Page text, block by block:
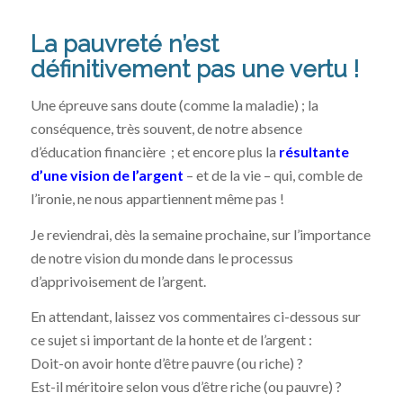
La pauvreté n’est
définitivement pas une vertu !
Une épreuve sans doute (comme la maladie) ; la
conséquence, très souvent, de notre absence
d’éducation financière ; et encore plus la résultante
d’une vision de l’argent – et de la vie – qui, comble de
l’ironie, ne nous appartiennent même pas !
Je reviendrai, dès la semaine prochaine, sur l’importance
de notre vision du monde dans le processus
d’apprivoisement de l’argent.
En attendant, laissez vos commentaires ci-dessous sur
ce sujet si important de la honte et de l’argent :
Doit-on avoir honte d’être pauvre (ou riche) ?
Est-il méritoire selon vous d’être riche (ou pauvre) ?